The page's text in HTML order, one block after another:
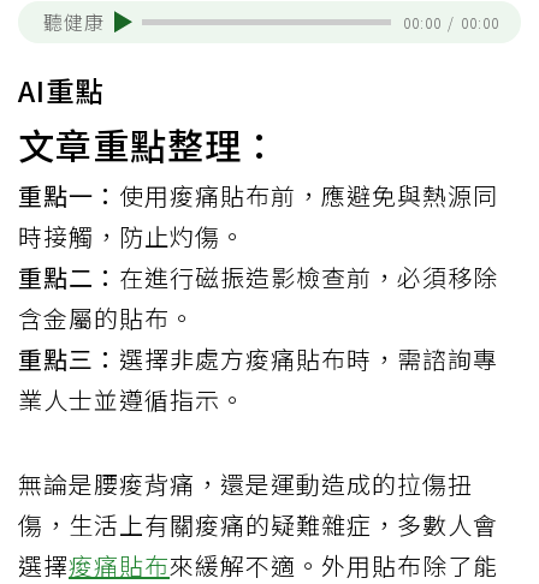
聽健康 00:00 / 00:00
AI重點
文章重點整理：
重點一： 使用痠痛貼布前，應避免與熱源同
時接觸，防止灼傷。
重點二： 在進行磁振造影檢查前，必須移除
含金屬的貼布。
重點三： 選擇非處方痠痛貼布時，需諮詢專
業人士並遵循指示。
無論是腰痠背痛，還是運動造成的拉傷扭
傷，生活上有關痠痛的疑難雜症，多數人會
選擇痠痛貼布來緩解不適。外用貼布除了能